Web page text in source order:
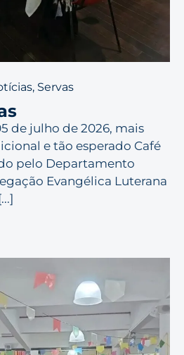
, Servas
de julho de 2026, mais
e tão esperado Café
pelo Departamento
Evangélica Luterana